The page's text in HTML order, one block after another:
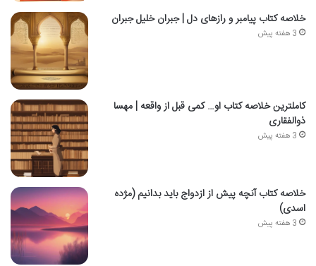
خلاصه کتاب پیامبر و رازهای دل | جبران خلیل جبران
3 هفته پیش
کاملترین خلاصه کتاب او… کمی قبل از واقعه | مهسا
ذوالفقاری
3 هفته پیش
خلاصه کتاب آنچه پیش از ازدواج باید بدانیم (مژده
اسدی)
3 هفته پیش